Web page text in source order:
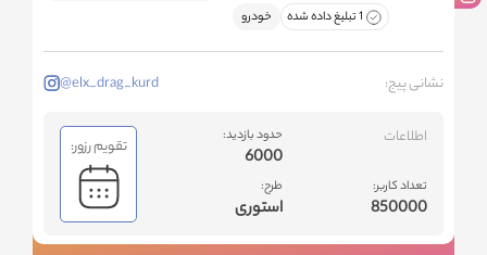
1 تبلیغ داده شده خودرو
نشانی پیج: @elx_drag_kurd
اطلاعات
تعداد کاربر:
850000
حدود بازدید:
6000
طرح:
استوری
تقویم رزور: